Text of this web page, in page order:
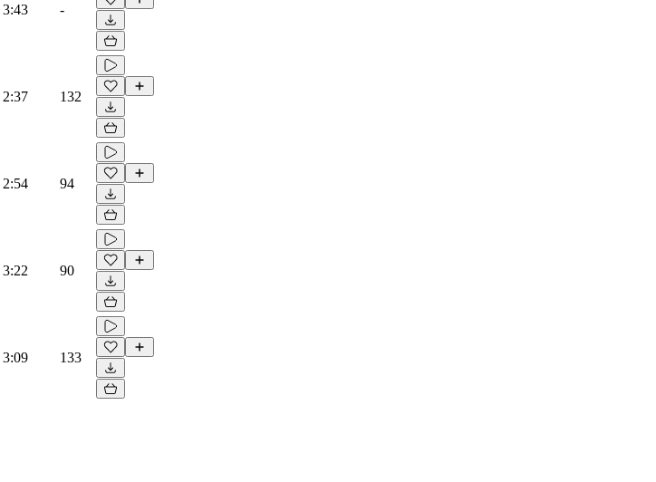
3:43 -
2:37 132
2:54 94
3:22 90
3:09 133